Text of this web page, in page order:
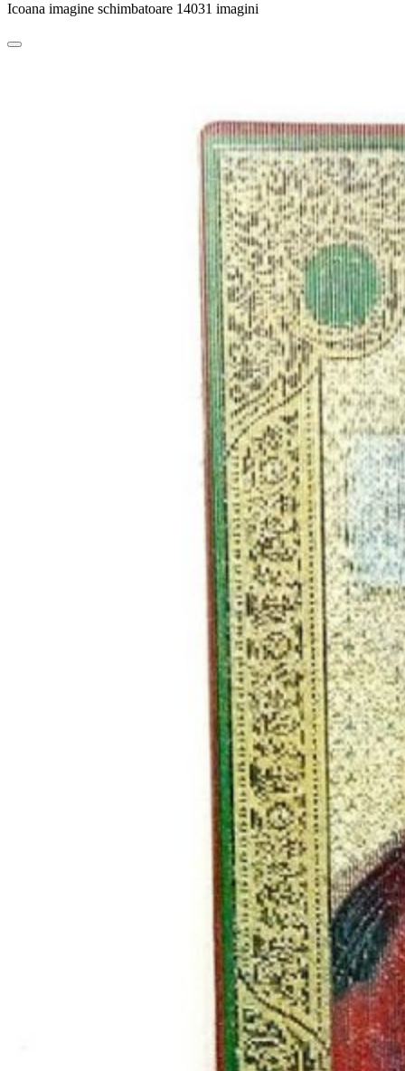
Icoana imagine schimbatoare 14031 imagini